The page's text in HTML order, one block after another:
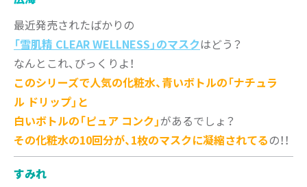
最近発売されたばかりの
「雪肌精 CLEAR WELLNESS」のマスクはどう？
なんとこれ、びっくりよ！
このシリーズで人気の化粧水、青いボトルの「ナチュラ
ル ドリップ」と
白いボトルの「ピュア コンク」があるでしょ？
その化粧水の10回分が、1枚のマスクに凝縮されてるの！！
すみれ